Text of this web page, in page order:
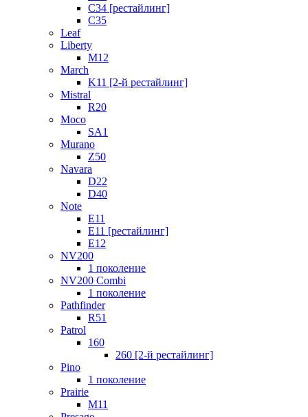
C34 [рестайлинг]
C35
Leaf
Liberty
M12
March
K11 [2-й рестайлинг]
Mistral
R20
Moco
SA1
Murano
Z50
Navara
D22
D40
Note
E11
E11 [рестайлинг]
E12
NV200
1 поколение
NV200 Combi
1 поколение
Pathfinder
R51
Patrol
160
260 [2-й рестайлинг]
Pino
1 поколение
Prairie
M11